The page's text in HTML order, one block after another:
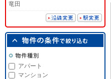
竜田
アパート
マンション